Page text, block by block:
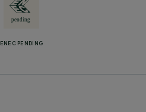
ENEC PENDING